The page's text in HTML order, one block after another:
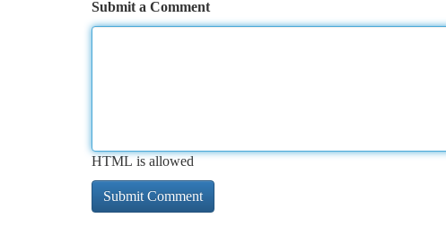
Submit a Comment
HTML is allowed